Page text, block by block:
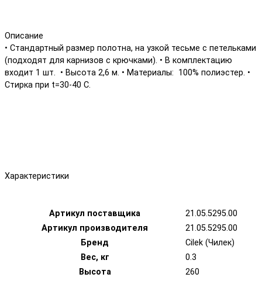
Описание
• Стандартный размер полотна, на узкой тесьме с петельками
(подходят для карнизов с крючками). • В комплектацию
входит 1 шт. • Высота 2,6 м. • Материалы: 100% полиэстер. •
Стирка при t=30-40 С.
Характеристики
Артикул поставщика
21.05.5295.00
Артикул производителя
21.05.5295.00
Бренд
Cilek (Чилек)
Вес, кг
0.3
Высота
260